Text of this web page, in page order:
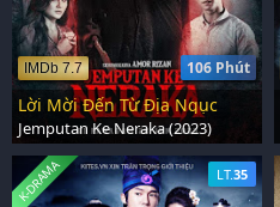
106 Phút
IMDb 7.7
Lời Mời Đến Từ Địa Ngục
Jemputan Ke Neraka (2023)
LT.35
K-DRAMA